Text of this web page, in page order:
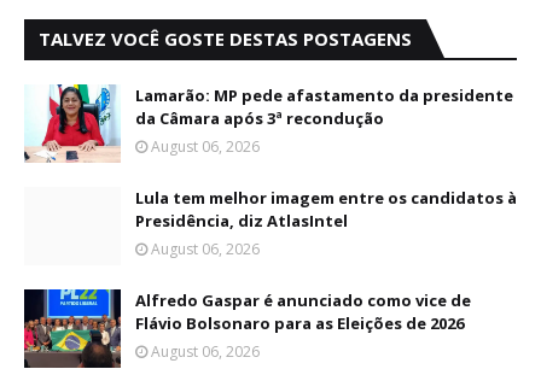
TALVEZ VOCÊ GOSTE DESTAS POSTAGENS
Lamarão: MP pede afastamento da presidente
da Câmara após 3ª recondução
August 06, 2026
Lula tem melhor imagem entre os candidatos à
Presidência, diz AtlasIntel
August 06, 2026
Alfredo Gaspar é anunciado como vice de
Flávio Bolsonaro para as Eleições de 2026
August 06, 2026